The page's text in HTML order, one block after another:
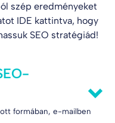
szép eredményeket
IDE kattintva, hogy
SEO stratégiád!
formában, e-mailben